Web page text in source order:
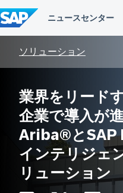
ン
テ
ン
ソリューション
業界をリード
企業で導入が
Ariba®とSAP
インテリジェ
リューション